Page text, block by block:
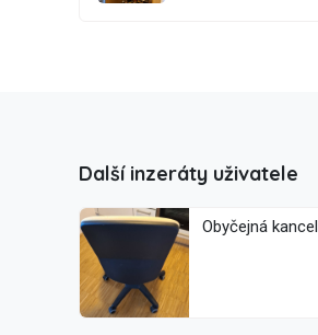
Další inzeráty uživatele
Obyčejná